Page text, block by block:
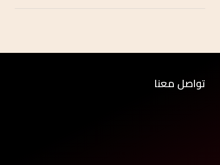
تواصل معنا